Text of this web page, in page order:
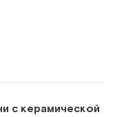
с керамической